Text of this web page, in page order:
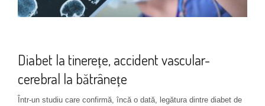
Diabet la tinerețe, accident vascular-
cerebral la bătrânețe
Într-un studiu care confirmă, încă o dată, legătura dintre diabet de